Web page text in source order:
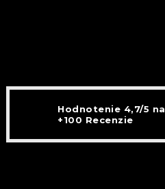
Hodnotenie 4,7/5 na
+100 Recenzie